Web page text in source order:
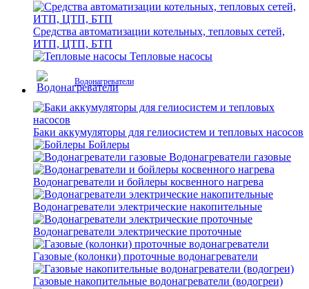
Средства автоматизации котельных, тепловых сетей,
ИТП, ЦТП, БТП
Тепловые насосы
Водонагреватели
Баки аккумуляторы для гелиосистем и тепловых насосов
Бойлеры
Водонагреватели газовые
Водонагреватели и бойлеры косвенного нагрева
Водонагреватели электрические накопительные
Водонагреватели электрические проточные
Газовые (колонки) проточные водонагреватели
Газовые накопительные водонагреватели (водогреи)